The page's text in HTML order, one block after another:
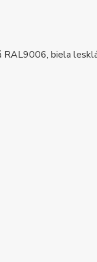
RAL9006, biela